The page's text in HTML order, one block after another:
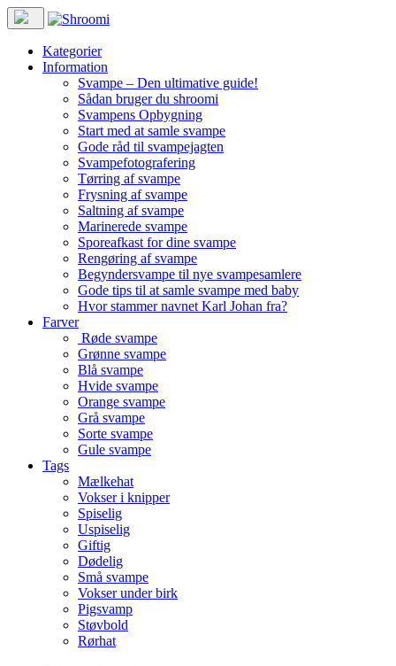
Kategorier
Information
Svampe – Den ultimative guide!
Sådan bruger du shroomi
Svampens Opbygning
Start med at samle svampe
Gode råd til svampejagten
Svampefotografering
Tørring af svampe
Frysning af svampe
Saltning af svampe
Marinerede svampe
Sporeafkast for dine svampe
Rengøring af svampe
Begyndersvampe til nye svampesamlere
Gode tips til at samle svampe med baby
Hvor stammer navnet Karl Johan fra?
Farver
Røde svampe
Grønne svampe
Blå svampe
Hvide svampe
Orange svampe
Grå svampe
Sorte svampe
Gule svampe
Tags
Mælkehat
Vokser i knipper
Spiselig
Uspiselig
Giftig
Dødelig
Små svampe
Vokser under birk
Pigsvamp
Støvbold
Rørhat